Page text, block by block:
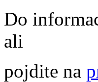
Do
ali
pojdite na